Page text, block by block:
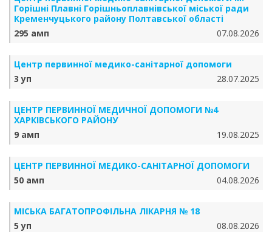
Горішні Плавні Горішньоплавнівської міської ради
Кременчуцького району Полтавської області
295 амп
07.08.2026
Центр первинної медико-санітарної допомоги
3 уп
28.07.2025
ЦЕНТР ПЕРВИННОЇ МЕДИЧНОЇ ДОПОМОГИ №4
ХАРКІВСЬКОГО РАЙОНУ
9 амп
19.08.2025
ЦЕНТР ПЕРВИННОЇ МЕДИКО-САНІТАРНОЇ ДОПОМОГИ
50 амп
04.08.2026
МІСЬКА БАГАТОПРОФІЛЬНА ЛІКАРНЯ № 18
5 уп
08.08.2026